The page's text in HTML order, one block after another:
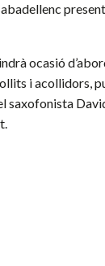
ocasió
i acollidors,
saxofonista